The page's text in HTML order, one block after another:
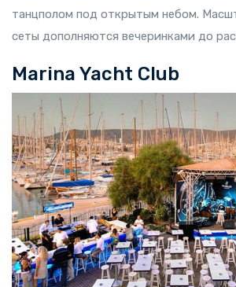
танцполом под открытым небом.
сеты дополняются вечеринками до
Marina Yacht Club